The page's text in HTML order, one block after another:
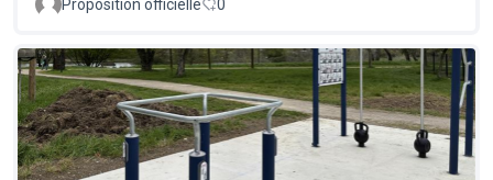
Proposition officielle 0